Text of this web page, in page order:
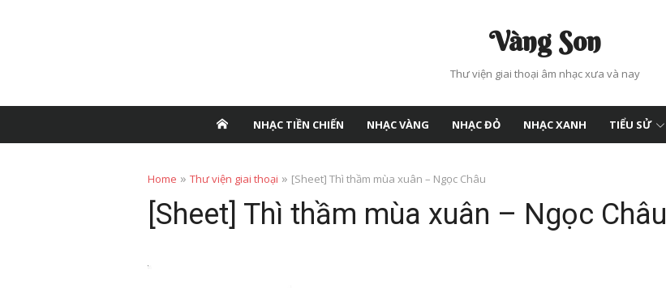
Vàng Son
Thư viện giai thoại âm nhạc xưa và nay
NHẠC TIỀN CHIẾN NHẠC VÀNG NHẠC ĐỎ NHẠC XANH TIỂU SỬ
Home » Thư viện giai thoại » [Sheet] Thì thầm mùa xuân – Ngọc Châu
[Sheet] Thì thầm mùa xuân – Ngọc Châu